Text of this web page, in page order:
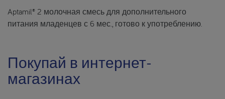
Aptamil® 2 молочная смесь для дополнительного
питания младенцев с 6 мес., готово к употреблению.
Покупай в интернет-
магазинах